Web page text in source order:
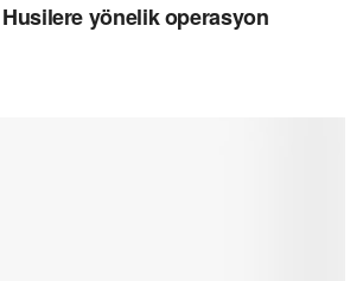
yönelik operasyon